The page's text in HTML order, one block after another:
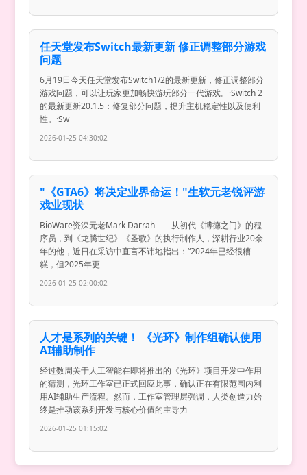
任天堂发布Switch最新更新 修正调整部分游戏
问题
6月19日今天任天堂发布Switch1/2的最新更新，修正调整部分
游戏问题，可以让玩家更加畅快游玩部分一代游戏。·Switch 2
的最新更新20.1.5：修复部分问题，提升主机稳定性以及便利
性。·Sw
2026-01-25 04:30:02
"《GTA6》将决定业界命运！"生软元老锐评游
戏业现状
BioWare资深元老Mark Darrah——从初代《博德之门》的程
序员，到《龙腾世纪》《圣歌》的执行制作人，深耕行业20余
年的他，近日在采访中直言不讳地指出：“2024年已经很糟
糕，但2025年更
2026-01-25 02:00:02
人才是系列的关键！ 《光环》制作组确认使用
AI辅助制作
经过数周关于人工智能在即将推出的《光环》项目开发中作用
的猜测，光环工作室已正式回应此事，确认正在有限范围内利
用AI辅助生产流程。然而，工作室管理层强调，人类创造力始
终是推动该系列开发与核心价值的主导力
2026-01-25 01:15:02